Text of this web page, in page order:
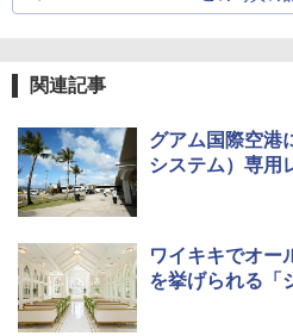
関連記事
グアム国際空港
システム）専用
ワイキキでオー
を挙げられる「